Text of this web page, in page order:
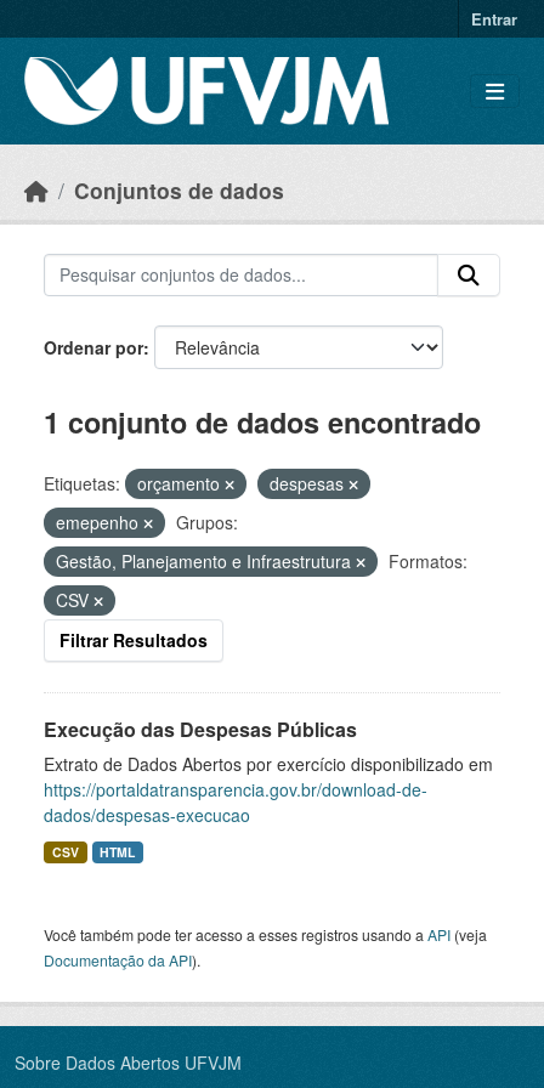
Entrar
Conjuntos de dados
Ordenar por
1 conjunto de dados encontrado
Etiquetas: orçamento
despesas
emepenho
Grupos:
Gestão, Planejamento e Infraestrutura
Formatos:
CSV
Filtrar Resultados
Execução das Despesas Públicas
Extrato de Dados Abertos por exercício disponibilizado em
https://portaldatransparencia.gov.br/download-de-
dados/despesas-execucao
CSV HTML
Você também pode ter acesso a esses registros usando a API (veja
Documentação da API).
Sobre Dados Abertos UFVJM